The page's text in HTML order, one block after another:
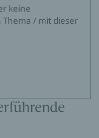
keine
/ mit dieser